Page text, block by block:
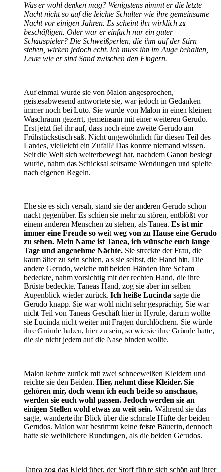
Was er wohl denken mag? Wenigstens nimmt er die letzte
Nacht nicht so auf die leichte Schulter wie ihre gemeinsame
Nacht vor einigen Jahren. Es scheint ihn wirklich zu
beschäftigen. Oder war er einfach nur ein guter
Schauspieler? Die Schweißperlen, die ihm auf der Stirn
stehen, wirken jedoch echt. Ich muss ihn im Auge behalten,
Leute wie er sind Sand zwischen den Fingern.
Auf einmal wurde sie von Malon angesprochen,
geistesabwesend antwortete sie, war jedoch in Gedanken
immer noch bei Luto. Sie wurde von Malon in einen kleinen
Waschraum gezerrt, gemeinsam mit einer weiteren Gerudo.
Erst jetzt fiel ihr auf, dass noch eine zweite Gerudo am
Frühstückstisch saß. Nicht ungewöhnlich für diesen Teil des
Landes, vielleicht ein Zufall? Das konnte niemand wissen.
Seit die Welt sich weiterbewegt hat, nachdem Ganon besiegt
wurde, nahm das Schicksal seltsame Wendungen und spielte
nach eigenen Regeln.
Ehe sie es sich versah, stand sie der anderen Gerudo schon
nackt gegenüber. Es schien sie mehr zu stören, entblößt vor
einem anderen Menschen zu stehen, als Tanea. Es ist mir
immer eine Freude so weit weg von zu Hause eine Gerudo
zu sehen. Mein Name ist Tanea, ich wünsche euch lange
Tage und angenehme Nächte. Sie streckte der Frau, die
kaum älter zu sein schien, als sie selbst, die Hand hin. Die
andere Gerudo, welche mit beiden Händen ihre Scham
bedeckte, nahm vorsichtig mit der rechten Hand, die ihre
Brüste bedeckte, Taneas Hand, zog sie aber im selben
Augenblick wieder zurück. Ich heiße Lucinda sagte die
Gerudo knapp. Sie war wohl nicht sehr gesprächig. Sie war
nicht Teil von Taneas Geschäft hier in Hyrule, darum wollte
sie Lucinda nicht weiter mit Fragen durchlöchern. Sie würde
ihre Gründe haben, hier zu sein, so wie sie ihre Gründe hatte,
die sie nicht jedem auf die Nase binden wollte.
Malon kehrte zurück mit zwei schneeweißen Kleidern und
reichte sie den Beiden. Hier, nehmt diese Kleider. Sie
gehören mir, doch wenn ich euch beide so anschaue,
werden sie euch wohl passen. Jedoch werden sie an
einigen Stellen wohl etwas zu weit sein. Während sie das
sagte, wanderte ihr Blick über die schmale Hüfte der beiden
Gerudos. Malon war bestimmt keine feiste Bäuerin, dennoch
hatte sie weiblichere Rundungen, als die beiden Gerudos.
Tanea zog das Kleid über, der Stoff fühlte sich schön auf ihrer